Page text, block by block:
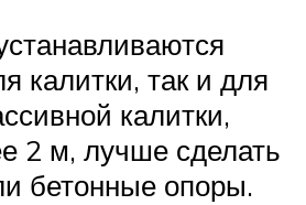
калитки, так и для
калитки,
2 м, лучше сделать
бетонные опоры.